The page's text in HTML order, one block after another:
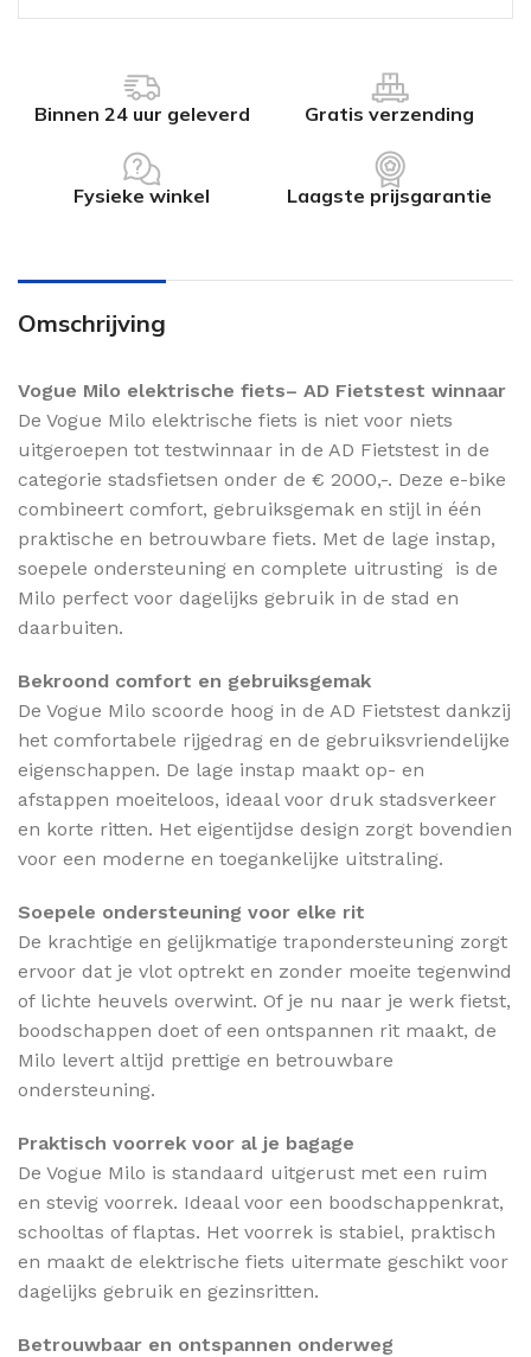
Binnen 24 uur geleverd Gratis verzending
Fysieke winkel Laagste prijsgarantie
Omschrijving
Vogue Milo elektrische fiets– AD Fietstest winnaar
De Vogue Milo elektrische fiets is niet voor niets
uitgeroepen tot testwinnaar in de AD Fietstest in de
categorie stadsfietsen onder de € 2000,-. Deze e-bike
combineert comfort, gebruiksgemak en stijl in één
praktische en betrouwbare fiets. Met de lage instap,
soepele ondersteuning en complete uitrusting is de
Milo perfect voor dagelijks gebruik in de stad en
daarbuiten.
Bekroond comfort en gebruiksgemak
De Vogue Milo scoorde hoog in de AD Fietstest dankzij
het comfortabele rijgedrag en de gebruiksvriendelijke
eigenschappen. De lage instap maakt op- en
afstappen moeiteloos, ideaal voor druk stadsverkeer
en korte ritten. Het eigentijdse design zorgt bovendien
voor een moderne en toegankelijke uitstraling.
Soepele ondersteuning voor elke rit
De krachtige en gelijkmatige trapondersteuning zorgt
ervoor dat je vlot optrekt en zonder moeite tegenwind
of lichte heuvels overwint. Of je nu naar je werk fietst,
boodschappen doet of een ontspannen rit maakt, de
Milo levert altijd prettige en betrouwbare
ondersteuning.
Praktisch voorrek voor al je bagage
De Vogue Milo is standaard uitgerust met een ruim
en stevig voorrek. Ideaal voor een boodschappenkrat,
schooltas of flaptas. Het voorrek is stabiel, praktisch
en maakt de elektrische fiets uitermate geschikt voor
dagelijks gebruik en gezinsritten.
Betrouwbaar en ontspannen onderweg